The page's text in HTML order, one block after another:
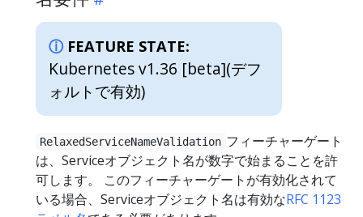
FEATURE STATE:
Kubernetes v1.36 [beta](デフ
ォルトで有効)
RelaxedServiceNameValidation フィーチャーゲート
は、Serviceオブジェクト名が数字で始まることを許
可します。 このフィーチャーゲートが有効化されて
いる場合、Serviceオブジェクト名は有効なRFC 1123